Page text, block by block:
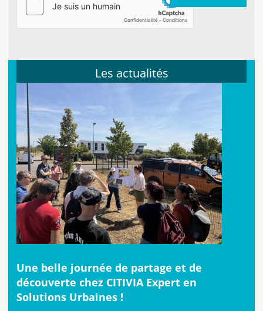
Les actualités
Une belle journée de partage et de
découverte chez CITIVIA Expert en
Solutions Urbaines !